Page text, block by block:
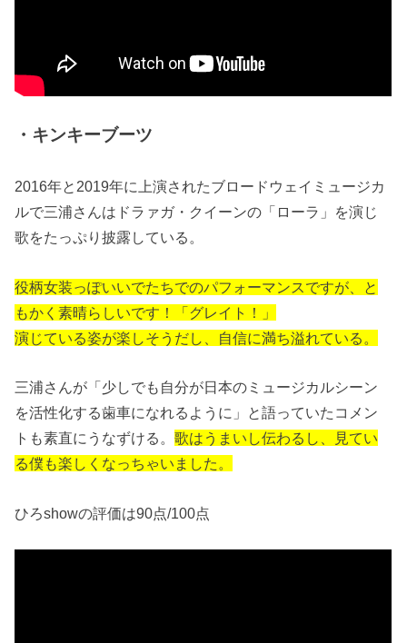
・キンキーブーツ
2016年と2019年に上演されたブロードウェイミュージカ
ルで三浦さんはドラァガ・クイーンの「ローラ」を演じ
歌をたっぷり披露している。
役柄女装っぽいいでたちでのパフォーマンスですが、と
もかく素晴らしいです！「グレイト！」
演じている姿が楽しそうだし、自信に満ち溢れている。
三浦さんが「少しでも自分が日本のミュージカルシーン
を活性化する歯車になれるように」と語っていたコメン
トも素直にうなずける。歌はうまいし伝わるし、見てい
る僕も楽しくなっちゃいました。
ひろshowの評価は90点/100点